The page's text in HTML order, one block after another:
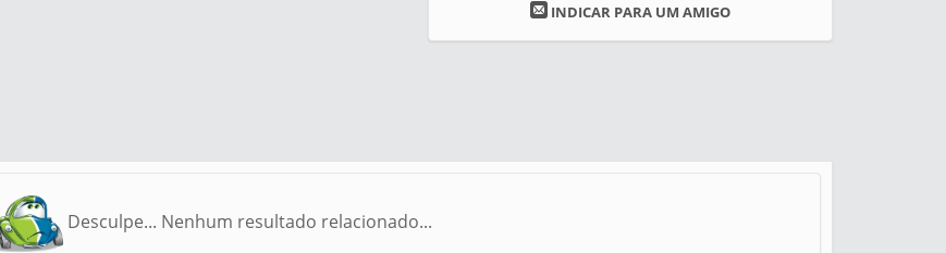
INDICAR PARA UM AMIGO
Desculpe... Nenhum resultado relacionado...